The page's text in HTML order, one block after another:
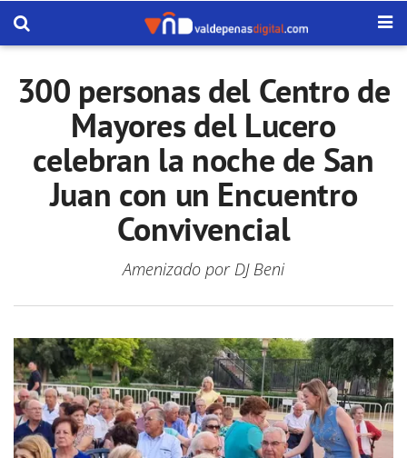
300 personas del Centro de
Mayores del Lucero
celebran la noche de San
Juan con un Encuentro
Convivencial
Amenizado por DJ Beni